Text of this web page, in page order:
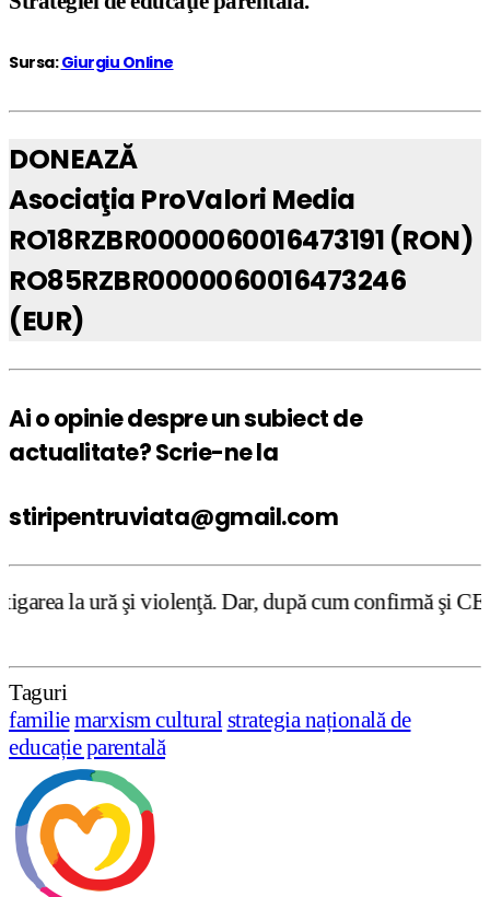
Sursa:Giurgiu Online
DONEAZĂ
Asociaţia ProValori Media
RO18RZBR0000060016473191 (RON)
RO85RZBR0000060016473246
(EUR)
Ai o opinie despre un subiect de
actualitate? Scrie-ne la
stiripentruviata@gmail.com
Dar, după cum confirmă şi CEDO în cazul
Taguri
familiemarxism cultural strategia națională de
educație parentală